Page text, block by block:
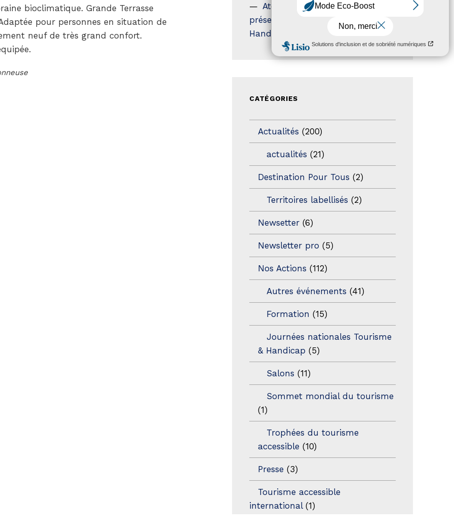
bioclimatique. Grande Terrasse
pour personnes en situation de
neuf de très grand confort.
Atout France – flyer
présentation label Tourisme &
Handicap
CATÉGORIES
Actualités (200)
actualités (21)
Destination Pour Tous (2)
Territoires labellisés (2)
Newsetter (6)
Newsletter pro (5)
Nos Actions (112)
Autres événements (41)
Formation (15)
Journées nationales Tourisme
& Handicap (5)
Salons (11)
Sommet mondial du tourisme
(1)
Trophées du tourisme
accessible (10)
Presse (3)
Tourisme accessible
international(1)